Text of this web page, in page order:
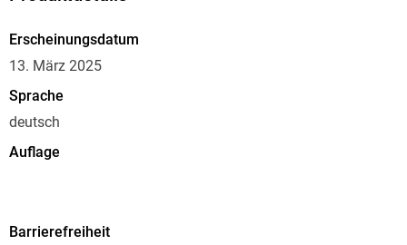
schwer. Die Tierärztin Vera Müller-Skuplik nimmt das ernst -
Erscheinungsdatum
13. März 2025
Sprache
deutsch
Auflage
268
Barrierefreiheit